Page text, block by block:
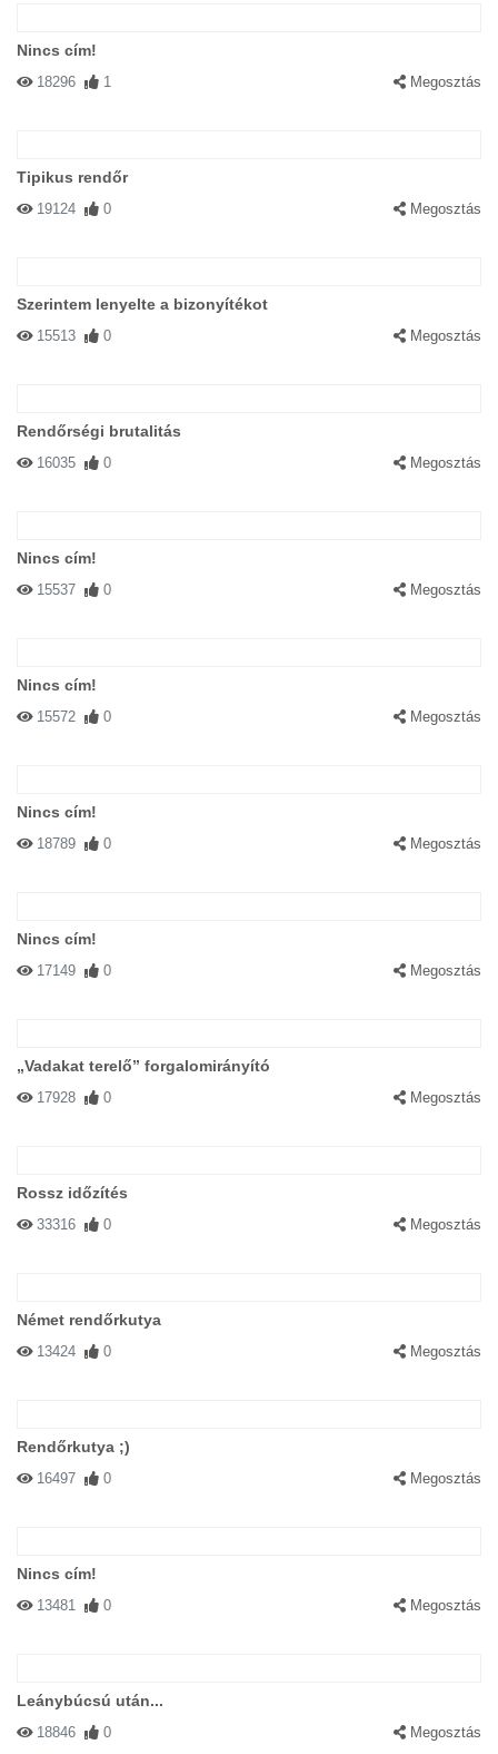
Nincs cím!
18296 1 Megosztás
Tipikus rendőr
19124 0 Megosztás
Szerintem lenyelte a bizonyítékot
15513 0 Megosztás
Rendőrségi brutalitás
16035 0 Megosztás
Nincs cím!
15537 0 Megosztás
Nincs cím!
15572 0 Megosztás
Nincs cím!
18789 0 Megosztás
Nincs cím!
17149 0 Megosztás
„Vadakat terelő” forgalomirányító
17928 0 Megosztás
Rossz időzítés
33316 0 Megosztás
Német rendőrkutya
13424 0 Megosztás
Rendőrkutya ;)
16497 0 Megosztás
Nincs cím!
13481 0 Megosztás
Leánybúcsú után...
18846 0 Megosztás